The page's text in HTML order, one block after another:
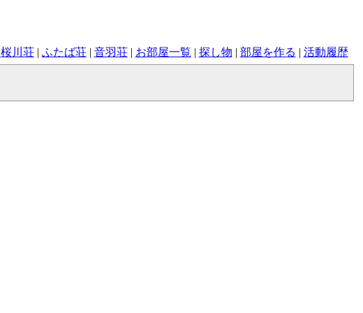
桜川荘| ふたば荘| 音羽荘| お部屋一覧 | 探し物 | 部屋を作る | 活動履歴